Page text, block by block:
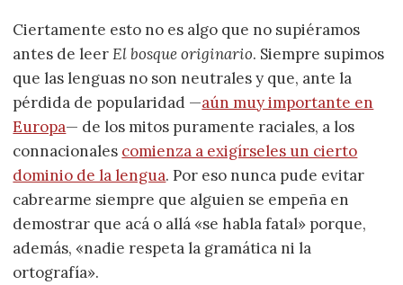
Ciertamente esto no es algo que no supiéramos
antes de leerEl bosque originario. Siempre supimos
que las lenguas no son neutrales y que, ante la
pérdida de popularidad —aún muy importante en
Europa— de los mitos puramente raciales, a los
connacionales comienza a exigírseles un cierto
dominio de la lengua. Por eso nunca pude evitar
cabrearme siempre que alguien se empeña en
demostrar que acá o allá «se habla fatal» porque,
además, «nadie respeta la gramática ni la
ortografía».